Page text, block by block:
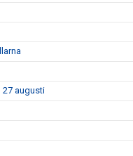
27 augusti